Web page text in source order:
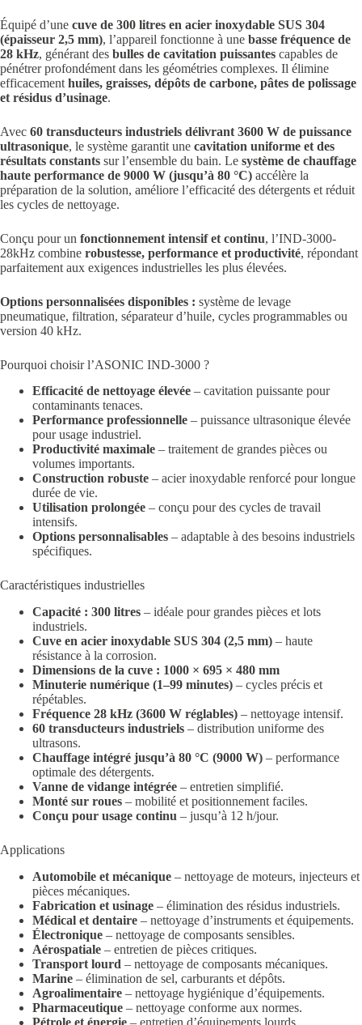
Équipé d’une cuve de 300 litres en acier inoxydable SUS 304
(épaisseur 2,5 mm), l’appareil fonctionne à une basse fréquence de
28 kHz, générant des bulles de cavitation puissantes capables de
pénétrer profondément dans les géométries complexes. Il élimine
efficacement huiles, graisses, dépôts de carbone, pâtes de polissage
et résidus d’usinage.
Avec 60 transducteurs industriels délivrant 3600 W de puissance
ultrasonique, le système garantit une cavitation uniforme et des
résultats constants sur l’ensemble du bain. Le système de chauffage
haute performance de 9000 W (jusqu’à 80 °C) accélère la
préparation de la solution, améliore l’efficacité des détergents et réduit
les cycles de nettoyage.
Conçu pour un fonctionnement intensif et continu, l’IND-3000-
28kHz combine robustesse, performance et productivité, répondant
parfaitement aux exigences industrielles les plus élevées.
Options personnalisées disponibles : système de levage
pneumatique, filtration, séparateur d’huile, cycles programmables ou
version 40 kHz.
Pourquoi choisir l’ASONIC IND-3000 ?
Efficacité de nettoyage élevée – cavitation puissante pour
contaminants tenaces.
Performance professionnelle – puissance ultrasonique élevée
pour usage industriel.
Productivité maximale – traitement de grandes pièces ou
volumes importants.
Construction robuste – acier inoxydable renforcé pour longue
durée de vie.
Utilisation prolongée – conçu pour des cycles de travail
intensifs.
Options personnalisables – adaptable à des besoins industriels
spécifiques.
Caractéristiques industrielles
Capacité : 300 litres – idéale pour grandes pièces et lots
industriels.
Cuve en acier inoxydable SUS 304 (2,5 mm) – haute
résistance à la corrosion.
Dimensions de la cuve : 1000 × 695 × 480 mm
Minuterie numérique (1–99 minutes) – cycles précis et
répétables.
Fréquence 28 kHz (3600 W réglables) – nettoyage intensif.
60 transducteurs industriels – distribution uniforme des
ultrasons.
Chauffage intégré jusqu’à 80 °C (9000 W) – performance
optimale des détergents.
Vanne de vidange intégrée – entretien simplifié.
Monté sur roues – mobilité et positionnement faciles.
Conçu pour usage continu – jusqu’à 12 h/jour.
Applications
Automobile et mécanique – nettoyage de moteurs, injecteurs et
pièces mécaniques.
Fabrication et usinage – élimination des résidus industriels.
Médical et dentaire – nettoyage d’instruments et équipements.
Électronique – nettoyage de composants sensibles.
Aérospatiale – entretien de pièces critiques.
Transport lourd – nettoyage de composants mécaniques.
Marine – élimination de sel, carburants et dépôts.
Agroalimentaire – nettoyage hygiénique d’équipements.
Pharmaceutique – nettoyage conforme aux normes.
Pétrole et énergie – entretien d’équipements lourds.